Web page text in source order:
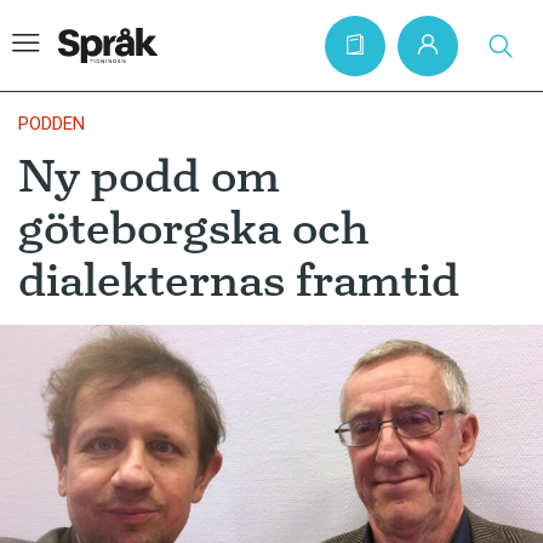
Hem
Artiklar
Krönikor
Språkfrågor
Skrivtips
Bokrecensioner
Kviss
Podden
PODDEN
Ny podd om
göteborgska och
dialekternas framtid